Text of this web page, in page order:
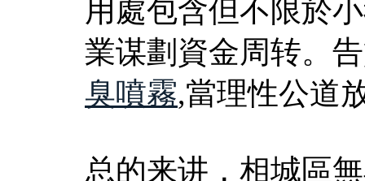
用處包含但不限於
業谋劃資金周转。
臭噴霧,當理性公道
总的来讲，相城區